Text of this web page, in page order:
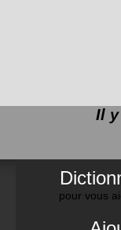
Il y
pour vous